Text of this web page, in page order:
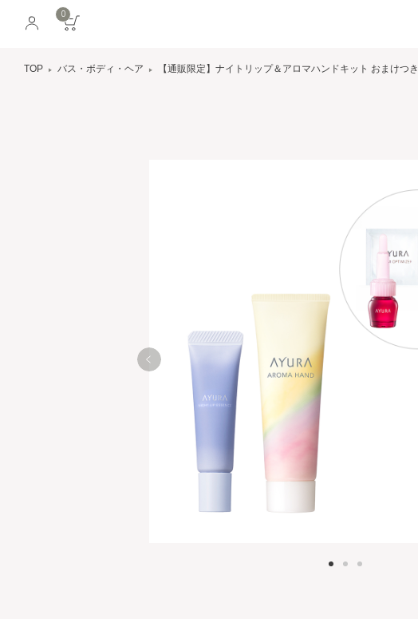
0
TOP バス・ボディ・ヘア 【通販限定】ナイトリップ＆アロマハンドキット おまけつき